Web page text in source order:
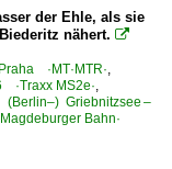
– Fulda
Aschaffenburg
der Ehle, als sie
nähert. 
·MT·MTR·,
·Traxx MS2e·,
(Berlin–) Griebnitzsee –
Bahn·